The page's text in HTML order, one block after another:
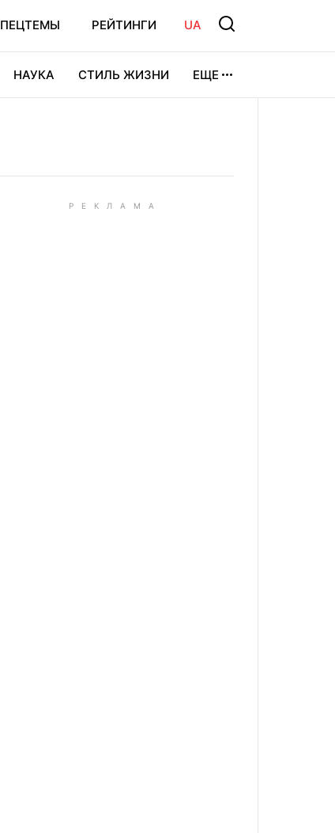
РЕЙТИНГИ UA
НАУКА СТИЛЬ ЖИЗНИ ЕЩЕ